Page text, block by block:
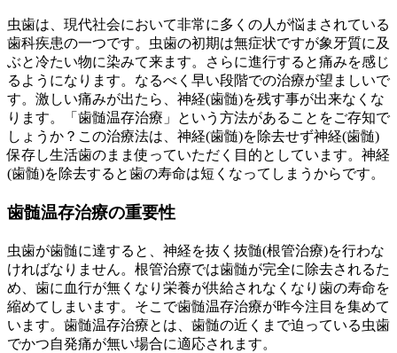
虫歯は、現代社会において非常に多くの人が悩まされている
歯科疾患の一つです。虫歯の初期は無症状ですが象牙質に及
ぶと冷たい物に染みて来ます。さらに進行すると痛みを感じ
るようになります。なるべく早い段階での治療が望ましいで
す。激しい痛みが出たら、神経(歯髄)を残す事が出来なくな
ります。「歯髄温存治療」という方法があることをご存知で
しょうか？この治療法は、神経(歯髄)を除去せず神経(歯髄)
保存し生活歯のまま使っていただく目的としています。神経
(歯髄)を除去すると歯の寿命は短くなってしまうからです。
歯髄温存治療の重要性
虫歯が歯髄に達すると、神経を抜く抜髄(根管治療)を行わな
ければなりません。根管治療では歯髄が完全に除去されるた
め、歯に血行が無くなり栄養が供給されなくなり歯の寿命を
縮めてしまいます。そこで歯髄温存治療が昨今注目を集めて
います。歯髄温存治療とは、歯髄の近くまで迫っている虫歯
でかつ自発痛が無い場合に適応されます。